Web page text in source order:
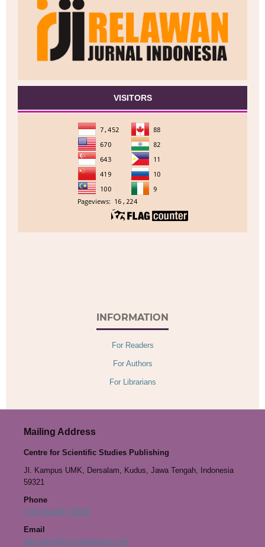
VISITORS
INFORMATION
For Readers
For Authors
For Librarians
Mailing Address
Centre for Scientific Studies Publishing
Jl. Kampus UMK, Dersalam, Kudus, Jawa Tengah, Indonesia
59321
Phone
(+62) 81394778186
Email
education@csspublishing.com